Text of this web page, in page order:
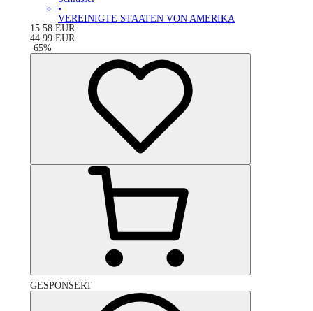
•
VEREINIGTE STAATEN VON AMERIKA
15.58 EUR
44.99 EUR
-65%
GESPONSERT